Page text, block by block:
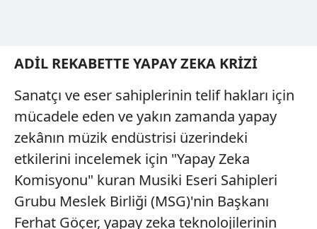
ADİL REKABETTE YAPAY ZEKA KRİZİ
Sanatçı ve eser sahiplerinin telif hakları için
mücadele eden ve yakın zamanda yapay
zekânın müzik endüstrisi üzerindeki
etkilerini incelemek için "Yapay Zeka
Komisyonu" kuran Musiki Eseri Sahipleri
Grubu Meslek Birliği (MSG)'nin Başkanı
Ferhat Göçer, yapay zeka teknolojilerinin